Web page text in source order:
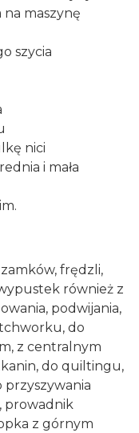
maszynę
szycia
nici
i mała
frędzli,
również z
podwijania,
do
z centralnym
do quiltingu,
przyszywania
prowadnik
z górnym